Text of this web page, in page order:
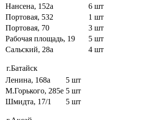
Нансена, 152а
6 шт
Портовая, 532
1 шт
Портовая, 70
3 шт
Рабочая площадь, 19
5 шт
Сальский, 28a
4 шт
г.Батайск
Ленина, 168а
5 шт
М.Горького, 285е 5 шт
Шмидта, 17/1
5 шт